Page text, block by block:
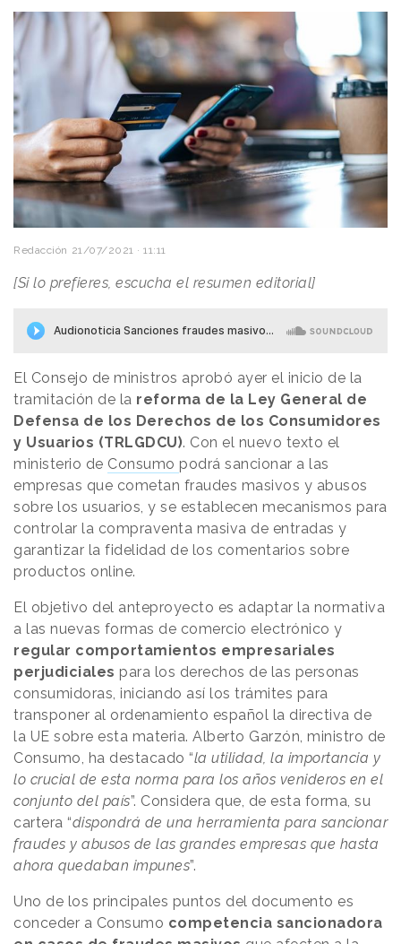
Redacción 21/07/2021 · 11:11
[Si lo prefieres, escucha el resumen editorial]
El Consejo de ministros aprobó ayer el inicio de la
tramitación de la reforma de la Ley General de
Defensa de los Derechos de los Consumidores
y Usuarios (TRLGDCU). Con el nuevo texto el
ministerio de Consumo podrá sancionar a las
empresas que cometan fraudes masivos y abusos
sobre los usuarios, y se establecen mecanismos para
controlar la compraventa masiva de entradas y
garantizar la fidelidad de los comentarios sobre
productos online.
El objetivo del anteproyecto es adaptar la normativa
a las nuevas formas de comercio electrónico y
regular comportamientos empresariales
perjudiciales para los derechos de las personas
consumidoras, iniciando así los trámites para
transponer al ordenamiento español la directiva de
la UE sobre esta materia. Alberto Garzón, ministro de
Consumo, ha destacado “la utilidad, la importancia y
lo crucial de esta norma para los años venideros en el
conjunto del país”. Considera que, de esta forma, su
cartera “dispondrá de una herramienta para sancionar
fraudes y abusos de las grandes empresas que hasta
ahora quedaban impunes”.
Uno de los principales puntos del documento es
conceder a Consumo competencia sancionadora